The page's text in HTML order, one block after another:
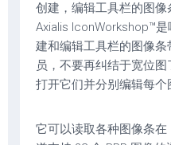
创建，编辑工具栏的图像
Axialis IconWorkshop™
建和编辑工具栏的图像
员，不要再纠结于宽位
打开它们并分别编辑每个
它可以读取各种图像条在